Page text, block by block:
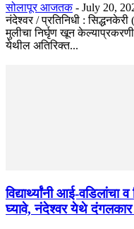
सोलापूर आजतक - July 20,
नंदेश्वर / प्रतिनिधी :
मुलीचा निर्घृण खून
येथील अतिरिक्त...
विद्यार्थ्यांनी आई-वडिलांचा
घ्यावे, नंदेश्वर येथे